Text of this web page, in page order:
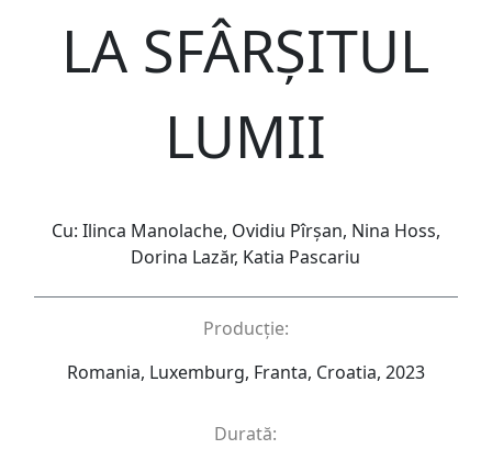
LA SFÂRȘITUL
LUMII
Cu: Ilinca Manolache, Ovidiu Pîrșan, Nina Hoss,
Dorina Lazăr, Katia Pascariu
Producție:
Romania, Luxemburg, Franta, Croatia, 2023
Durată: